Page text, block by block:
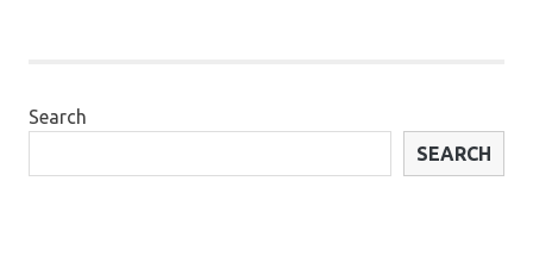
Search
SEARCH